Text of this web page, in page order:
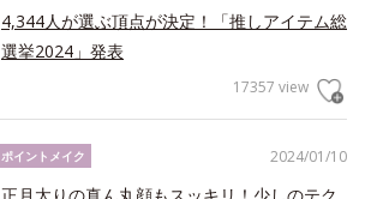
4,344人が選ぶ頂点が決定！「推しアイテム総
選挙2024」発表
17357 view
2024/01/10
ポイントメイク